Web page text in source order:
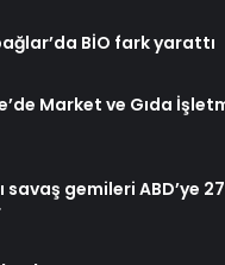
BİO fark yarattı
Market ve Gıda
savaş gemileri ABD’ye